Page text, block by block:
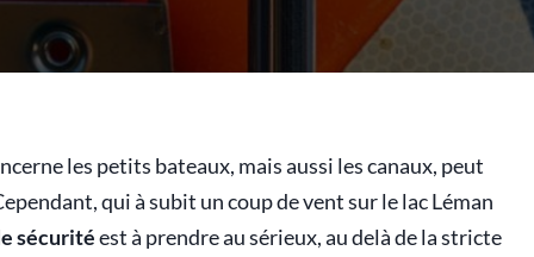
les petits bateaux, mais aussi les canaux, peut
qui à subit un coup de vent sur le lac Léman
sécuritéest à prendre au sérieux, au delà de la stricte